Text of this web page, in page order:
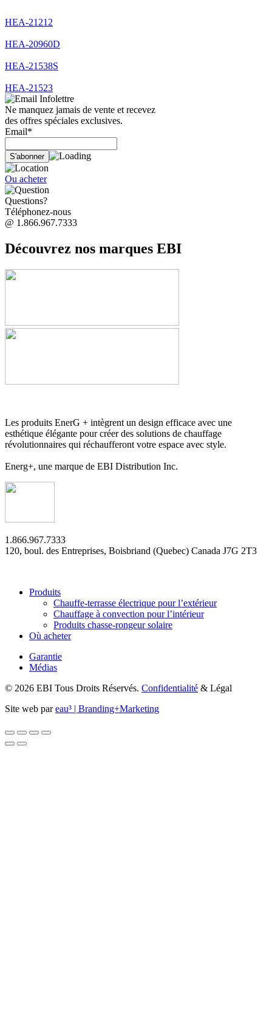
HEA-21212
HEA-20960D
HEA-21538S
HEA-21523
Infolettre
Ne manquez jamais de vente et recevez
des offres spéciales exclusives.
Email*
Ou acheter
Questions?
Téléphonez-nous
@ 1.866.967.7333
Découvrez nos marques EBI
Les produits EnerG + intègrent un design efficace avec une
esthétique élégante pour créer des solutions de chauffage
révolutionnaires qui réchaufferont votre espace avec style.
Energ+, une marque de EBI Distribution Inc.
1.866.967.7333
120, boul. des Entreprises, Boisbriand (Quebec) Canada J7G 2T3
Produits
Chauffe-terrasse électrique pour l’extérieur
Chauffage à convection pour l’intérieur
Produits chasse-rongeur solaire
Où acheter
Garantie
Médias
© 2026 EBI Tous Droits Réservés. Confidentialité & Légal
Site web pareau³ | Branding+Marketing